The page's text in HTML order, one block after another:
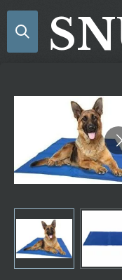
Ga
direct